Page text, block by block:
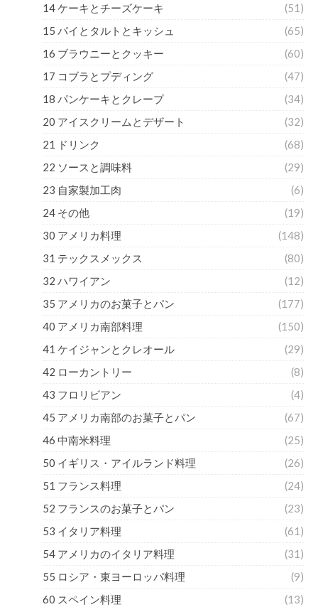
14 ケーキとチーズケーキ
(51)
15 パイとタルトとキッシュ
(65)
16 ブラウニーとクッキー
(60)
17 コブラとプディング
(47)
18 パンケーキとクレープ
(34)
20 アイスクリームとデザート
(32)
21 ドリンク
(68)
22 ソースと調味料
(29)
23 自家製加工肉
(6)
24 その他
(19)
30 アメリカ料理
(148)
31 テックスメックス
(80)
32 ハワイアン
(12)
35 アメリカのお菓子とパン
(177)
40 アメリカ南部料理
(150)
41 ケイジャンとクレオール
(29)
42 ローカントリー
(8)
43 フロリビアン
(4)
45 アメリカ南部のお菓子とパン
(67)
46 中南米料理
(25)
50 イギリス・アイルランド料理
(26)
51 フランス料理
(24)
52 フランスのお菓子とパン
(23)
53 イタリア料理
(61)
54 アメリカのイタリア料理
(31)
55 ロシア・東ヨーロッパ料理
(9)
60 スペイン料理
(13)